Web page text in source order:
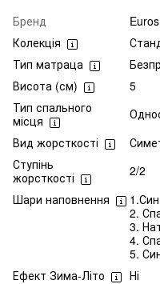
Бренд
Колекція
Тип матраца
Висота (см)
5
Тип спального
місця
Вид жорсткості
Ступінь
жорсткості
2/2
Шари наповнення
2.
3.
4.
5.
Ефект Зима-Літо
Ні